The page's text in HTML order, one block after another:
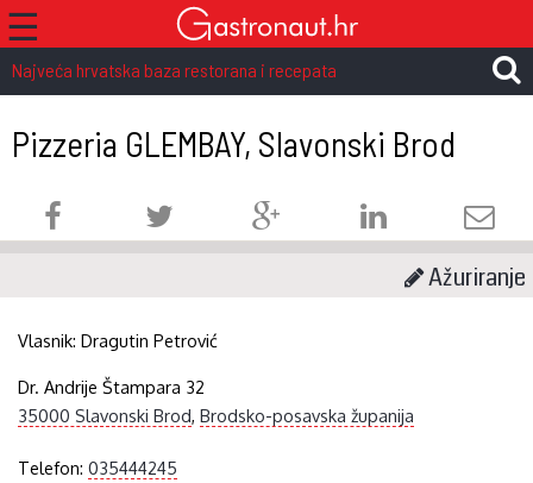
☰
Najveća hrvatska baza restorana i recepata
Pizzeria GLEMBAY, Slavonski Brod
Ažuriranje
Vlasnik:Dragutin Petrović
Dr. Andrije Štampara 32
35000 Slavonski Brod,Brodsko-posavska županija
Telefon:035444245